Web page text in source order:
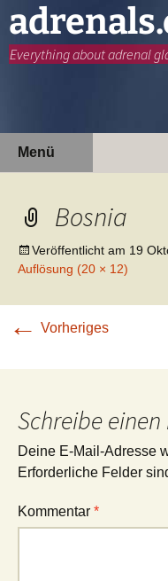
Everything about adrenal
Menü
Bosnia
Veröffentlicht am 19
Auflösung (20 × 12)
← Vorheriges
Schreibe
Deine E-Mail-Adresse
Erforderliche Felder
Kommentar *